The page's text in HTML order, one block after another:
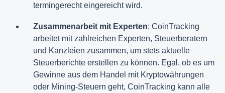
termingerecht eingereicht wird.
Zusammenarbeit mit Experten: CoinTracking
arbeitet mit zahlreichen Experten, Steuerberatern
und Kanzleien zusammen, um stets aktuelle
Steuerberichte erstellen zu können. Egal, ob es um
Gewinne aus dem Handel mit Kryptowährungen
oder Mining-Steuern geht, CoinTracking kann alle